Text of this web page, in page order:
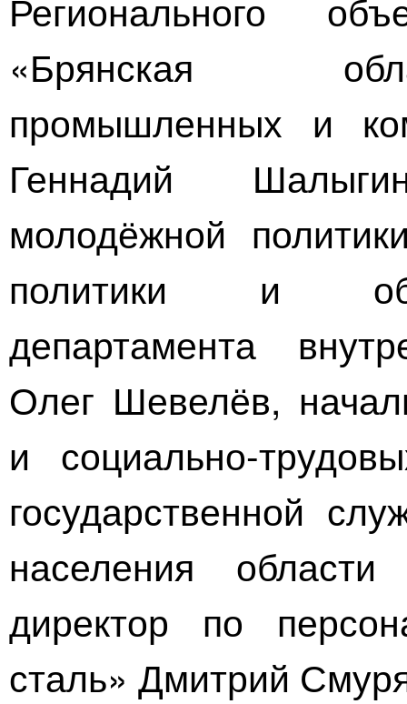
«Брянская
промышленных и
Геннадий
молодёжной
политики и
департамента
Олег Шевелёв,
и социально-
государственной
населения
директор по
сталь» Дмитрий